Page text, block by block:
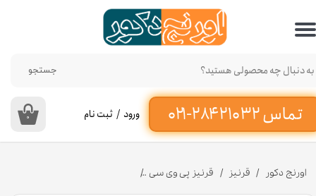
تماس ۳۲ ۲۱۰ ۲۸۴-۰۲۱‌
جستجو
۰ ورود / ثبت نام
حساب کاربری من
تغییر گذر واژه
سفارشات
خروج از حساب کاربری
اورنج دکور قرنیز قرنیز پی وی سی